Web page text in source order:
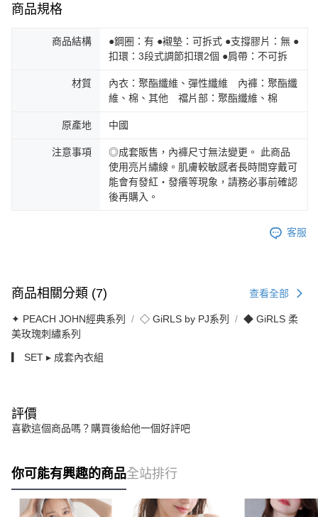
商品規格
商品結構
●鋼圈：有 ●襯墊：可拆式 ●支撐膠片：無 ●
扣環：3段式調節扣環2個 ●肩帶：不可拆
材質
內衣：聚酯纖維、彈性纖維 內褲：聚酯纖
維、棉、其他 襠片部：聚酯纖維、棉
原產地 中國
注意事項
◎成套販售，內褲尺寸無法變更。 此商品
使用亮片繡線。肌膚較敏感者長時間穿戴可
能會有發紅・發癢等現象，請務必事前確認
後再購入。
客服
商品相關分類 (7) 查看全部
✦ PEACH JOHN經典系列 ◇ GiRLS by PJ系列
◆ GiRLS 柔
美玫瑰刺繡系列
▎ SET ▸ 成套內衣組
評價
喜歡這個商品嗎？購買後給他一個好評吧
你可能有興趣的商品全站排行